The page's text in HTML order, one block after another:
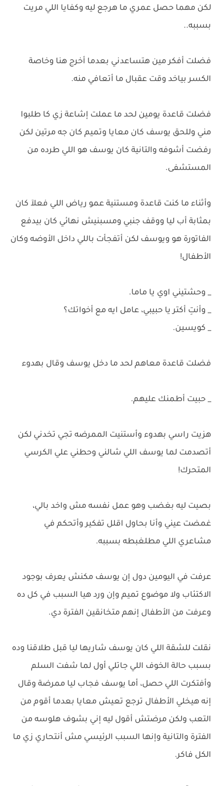
لكن مهما حصل عمري ما هرجع ليه وكفايا اللي مريت
بسببه..
فضلت أفكر مين هتساعدني بعدما أخرج هنا وخاصة
الكسر بياخد وقت عقبال ما أتعافي منه.
فضلت قاعدة يومين لحد ما عملت إشاعة زي كا طلبوا
مني وللحق يوسف كان معايا وتميم كان جه مرتين لكن
رفضت أشوفه والتانية كان يوسف هو اللي طرده من
المستشفى.
وأثناء ما كنت قاعدة ومستنية عمو رياض اللي فعلآ كان
بمثابة أب ليا ووقف جنبي ومسبنيش نهائي كان بيدفع
الفاتورة هو ويوسف لكن أتفجأت باللي داخل الأوضه وكان
الأطفال!
_ وحشتيني اوي يا ماما.
_ وأنتِ أكتر يا حبيبي، عامل ايه مع أخواتك؟
_ كويسين.
فضلت قاعدة معاهم لحد ما دخل يوسف وقال بهدوء
_ حبيت أطمنك عليهم.
هزيت راسي بهدوء وأستنيت الممرضه تجي تخدني لكن
أتصدمت لما يوسف اللي شالني وحطني علي الكرسي
المتحرك!
بصيت ليه بغضب وهو عمل نفسه مش واخد بالي،
غمضت عيني وأنا بحاول اقلل تفكير وأتحكم في
مشاعري اللي مطلغبطه بسببه.
عرفت في اليومين دول إن يوسف مكنش يعرف بوجود
الاكتئاب ولا موضوع تميم وإن ورد هيا السبب في كل ده
وعرفت من الأطفال إنهم متخانقين الفترة دي.
نقلت للشقة اللي كان يوسف شاريها ليا قبل طلاقنا وده
بسبب حالة الخوف اللي جاتلي أول لما شفت السلم
وأفتكرت اللي حصل، أما يوسف فجاب ليا ممرضة وقال
إنه هيخلي الأطفال ترجع تعيش معايا بعدما أقوم من
التعب ولكن مرضتش أقول ليه إني بشوف هلوسه من
الفترة والتانية وإنها السبب الرئيسي مش أنتحاري زي ما
الكل فاكر.